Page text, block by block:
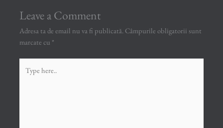
Leave a Comment
Adresa ta de email nu va fi publicată. Câmpurile obligatorii sunt
marcate cu *
here..